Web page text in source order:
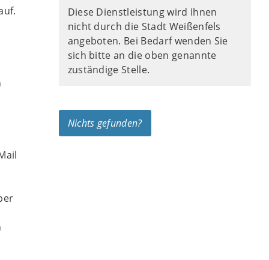
Diese Dienstleistung wird Ihnen
nicht durch die Stadt Weißenfels
angeboten. Bei Bedarf wenden Sie
sich bitte an die oben genannte
zuständige Stelle.
Nichts gefunden?